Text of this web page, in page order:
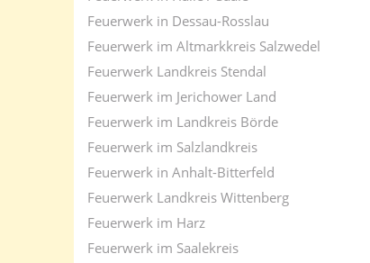
Feuerwerk in Dessau-Rosslau
Feuerwerk im Altmarkkreis Salzwedel
Feuerwerk Landkreis Stendal
Feuerwerk im Jerichower Land
Feuerwerk im Landkreis Börde
Feuerwerk im Salzlandkreis
Feuerwerk in Anhalt-Bitterfeld
Feuerwerk Landkreis Wittenberg
Feuerwerk im Harz
Feuerwerk im Saalekreis